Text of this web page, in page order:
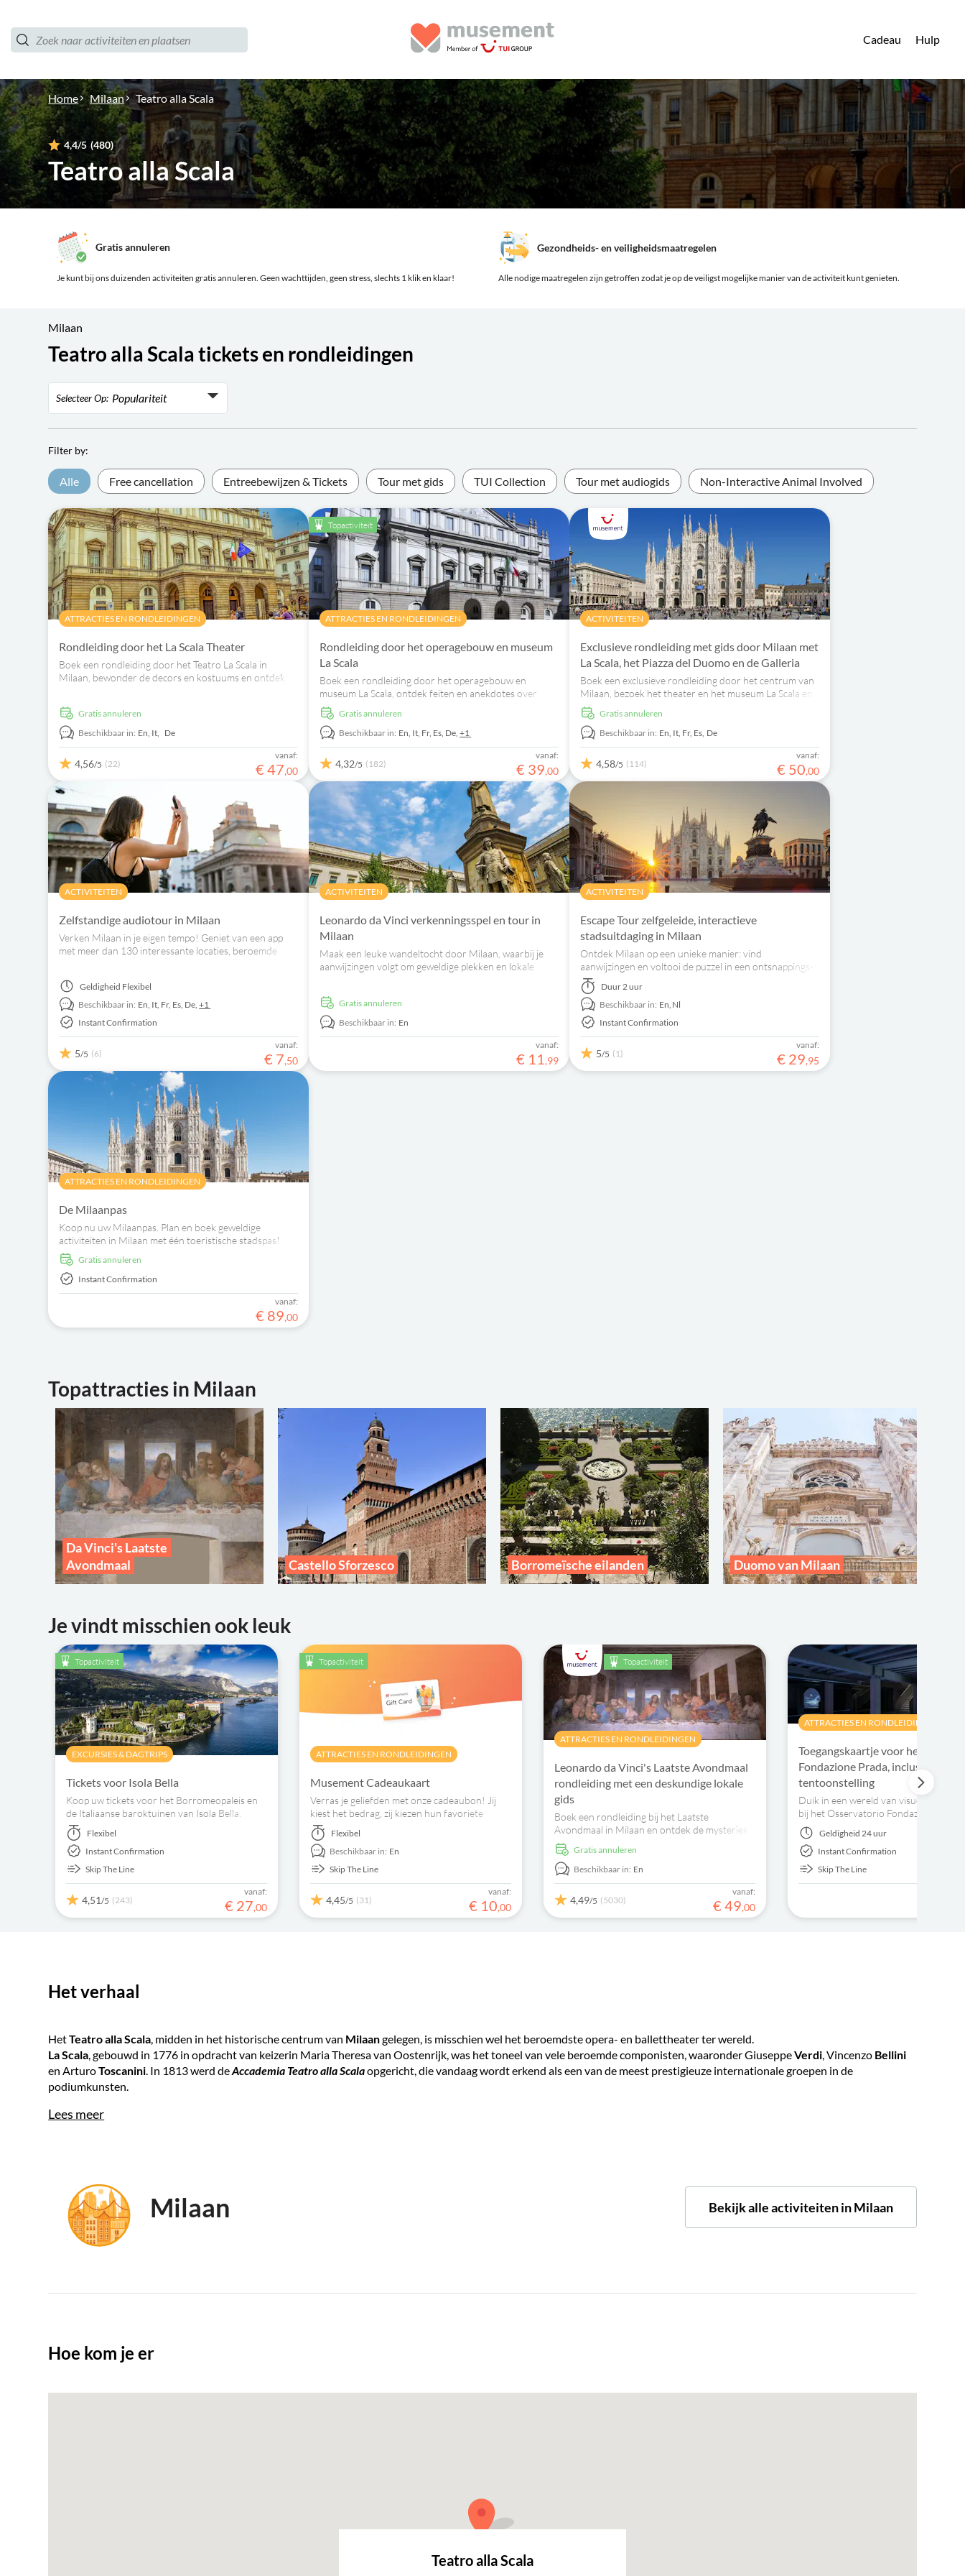
Cadeau Hulp
Home Milaan Teatro alla Scala
4,4/5 (480)
Teatro alla Scala
Gratis annuleren
Je kunt bij ons duizenden activiteiten gratis annuleren. Geen wachttijden, geen stress, slechts 1 klik en klaar!
Gezondheids- en veiligheidsmaatregelen
Alle nodige maatregelen zijn getroffen zodat je op de veiligst mogelijke manier van de activiteit kunt genieten.
Milaan
Teatro alla Scala tickets en rondleidingen
Selecteer Op: Populariteit
Laagste prijs
Hoogste prijs
Filter by:
Alle Free cancellation Entreebewijzen & Tickets Tour met gids TUI Collection Tour met audiogids Non-Interactive Animal Involved
ATTRACTIES EN RONDLEIDINGEN
Rondleiding door het La Scala Theater
Boek een rondleiding door het Teatro La Scala in
Milaan, bewonder de decors en kostuums en ontdek
Gratis annuleren
Beschikbaar in: En, It, De
4,56/5 (22)
vanaf:
€ 47,00
Topactiviteit
ATTRACTIES EN RONDLEIDINGEN
Rondleiding door het operagebouw en museum
La Scala
Boek een rondleiding door het operagebouw en
museum La Scala, ontdek feiten en anekdotes over
grote kunstenaars zoals Verdi en Toscanini en sta op
het podium waar Maria Callas op speelde.
Gratis annuleren
Beschikbaar in: En, It, Fr, Es, De,+1
4,32/5 (182)
vanaf:
€ 39,00
ACTIVITEITEN
Exclusieve rondleiding met gids door Milaan met
La Scala, het Piazza del Duomo en de Galleria
Boek een exclusieve rondleiding door het centrum van
Milaan, bezoek het theater en het museum La Scala en
verken Piazza del Duomo en Galleria Vittorio
Emanuele.Gratis annuleren
Beschikbaar in: En, It, Fr, Es, De
4,58/5 (114)
vanaf:
€ 50,00
ACTIVITEITEN
Zelfstandige audiotour in Milaan
Verken Milaan in je eigen tempo! Geniet van een app
met meer dan 130 interessante locaties, beroemde
Geldigheid Flexibel
Beschikbaar in: En, It, Fr, Es, De,+1
Instant Confirmation
5/5 (6)
vanaf:
€ 7,50
ACTIVITEITEN
Leonardo da Vinci verkenningsspel en tour in
Milaan
Maak een leuke wandeltocht door Milaan, waarbij je
aanwijzingen volgt om geweldige plekken en lokale
Gratis annuleren
Beschikbaar in: En
vanaf:
€ 11,99
ACTIVITEITEN
Escape Tour zelfgeleide, interactieve
stadsuitdaging in Milaan
Ontdek Milaan op een unieke manier: vind
aanwijzingen en voltooi de puzzel in een ontsnappings-
app-rondleiding!
Duur 2 uur
Beschikbaar in: En, Nl
Instant Confirmation
5/5 (1)
vanaf:
€ 29,95
ATTRACTIES EN RONDLEIDINGEN
De Milaanpas
Koop nu uw Milaanpas. Plan en boek geweldige
activiteiten in Milaan met één toeristische stadspas!
Gratis annuleren
Instant Confirmation
vanaf:
€ 89,00
Topattracties in Milaan
Da Vinci's Laatste
Avondmaal
Castello Sforzesco Borromeïsche eilanden Duomo van Milaan
Je vindt misschien ook leuk
Topactiviteit
EXCURSIES & DAGTRIPS
Tickets voor Isola Bella
Koop uw tickets voor het Borromeopaleis en
de Italiaanse baroktuinen van Isola Bella.
Ontdek de pracht van de Borromeïsche
eilanden aan het Lago Maggiore.
Flexibel
Instant Confirmation
Skip The Line
4,51/5 (243)
vanaf:
€ 27,00
Topactiviteit
ATTRACTIES EN RONDLEIDINGEN
Musement Cadeaukaart
Verras je geliefden met onze cadeaubon! Jij
kiest het bedrag, zij kiezen hun favoriete
activiteit: rondleidingen, musea,
sportevenementen, proeverijen en meer.
Flexibel
Beschikbaar in: En
Skip The Line
4,45/5 (31)
vanaf:
€ 10,00
Topactiviteit
ATTRACTIES EN RONDLEIDINGEN
Leonardo da Vinci's Laatste Avondmaal
rondleiding met een deskundige lokale
gids
Boek een rondleiding bij het Laatste
Avondmaal in Milaan en ontdek de mysteries
die schuilgaan achter een van de belangrijkste
werken ooit!Gratis annuleren
Beschikbaar in: En
4,49/5 (5030)
vanaf:
€ 49,00
ATTRACTIES EN RONDLEIDINGEN
Toegangskaartje voor het
Fondazione Prada, inclusief
tentoonstelling
Duik in een wereld van visuele
bij het Osservatorio Fondazione
gelegen in de Galleria Vittorio
Beleef ‘The Island' van Hito Steyerl
2026.
Geldigheid 24 uur
Instant Confirmation
Skip The Line
Het verhaal
HetTeatro alla Scala, midden in het historische centrum van Milaangelegen, is misschien wel het beroemdste opera- en ballettheater ter wereld.
La Scala, gebouwd in 1776 in opdracht van keizerin Maria Theresa van Oostenrijk, was het toneel van vele beroemde componisten, waaronder GiuseppeVerdi, Vincenzo Bellini
en ArturoToscanini. In 1813 werd deAccademia Teatro alla Scalaopgericht, die vandaag wordt erkend als een van de meest prestigieuze internationale groepen in de
podiumkunsten.
Lees meer
Milaan Bekijk alle activiteiten in Milaan
Hoe kom je er
Teatro alla Scala